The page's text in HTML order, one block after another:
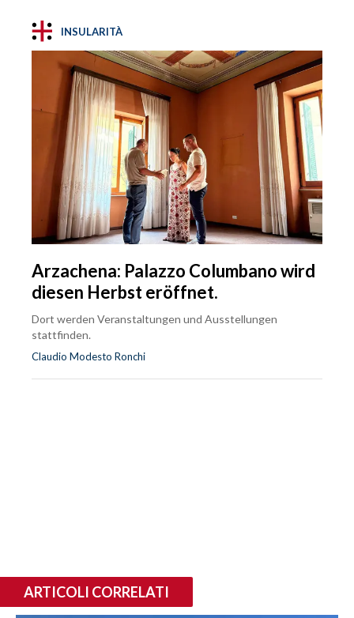
INSULARITÀ
Arzachena: Palazzo Columbano wird
diesen Herbst eröffnet.
Dort werden Veranstaltungen und Ausstellungen
stattfinden.
Claudio Modesto Ronchi
ARTICOLI CORRELATI